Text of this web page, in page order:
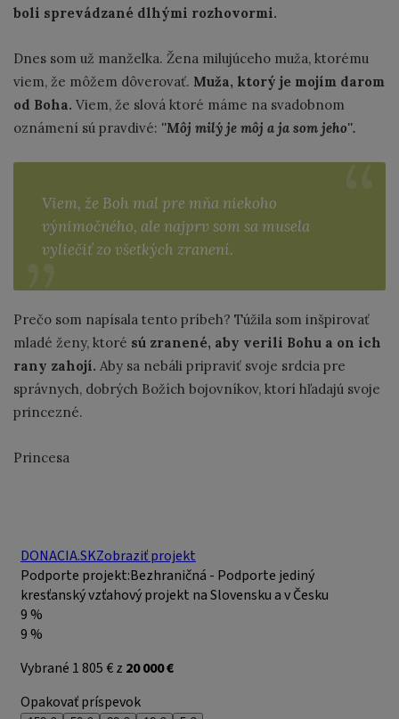
boli sprevádzané dlhými rozhovormi.
Dnes som už manželka. Žena milujúceho muža, ktorému
viem, že môžem dôverovať. Muža, ktorý je mojím darom
od Boha. Viem, že slová ktoré máme na svadobnom
oznámení sú pravdivé: ''Môj milý je môj a ja som jeho''.
Viem, že Boh mal pre mňa niekoho
výnimočného, ale najprv som sa musela
vyliečiť zo všetkých zranení.
Prečo som napísala tento príbeh? Túžila som inšpirovať
mladé ženy, ktoré sú zranené, aby verili Bohu a on ich
rany zahojí. Aby sa nebáli pripraviť svoje srdcia pre
správnych, dobrých Božích bojovníkov, ktorí hľadajú svoje
princezné.
Princesa